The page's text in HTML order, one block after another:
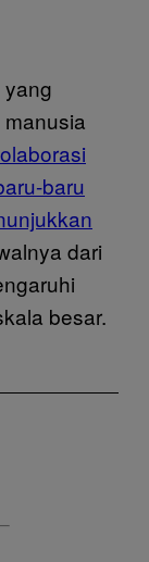
yang
baru
dari
besar.